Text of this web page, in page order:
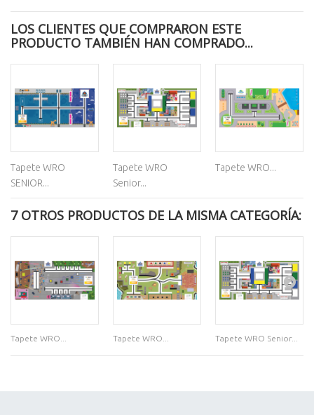
LOS CLIENTES QUE COMPRARON ESTE
PRODUCTO TAMBIÉN HAN COMPRADO...
Tapete WRO
SENIOR...
Tapete WRO
Senior...
Tapete WRO...
7 OTROS PRODUCTOS DE LA MISMA CATEGORÍA:
Tapete WRO... Tapete WRO... Tapete WRO Senior...